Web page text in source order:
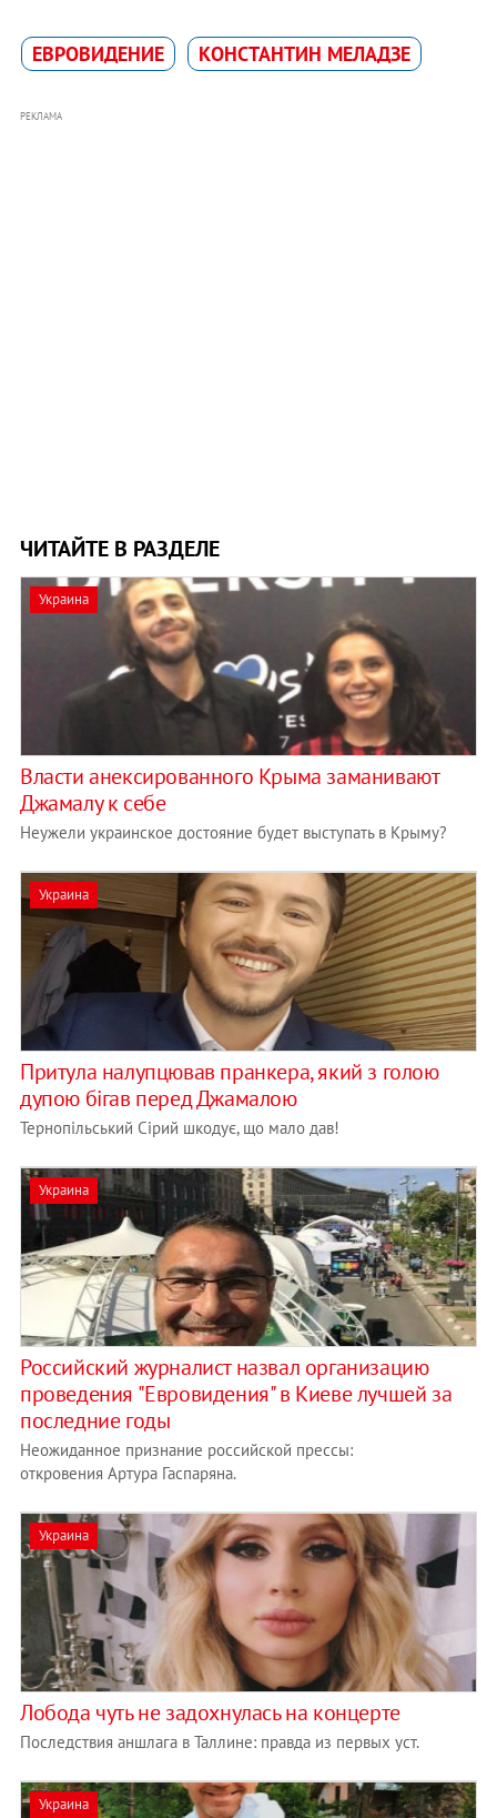
ЕВРОВИДЕНИЕ КОНСТАНТИН МЕЛАДЗЕ
РЕКЛАМА
ЧИТАЙТЕ В РАЗДЕЛЕ
Украина
Власти анексированного Крыма заманивают
Джамалу к себе
Неужели украинское достояние будет выступать в Крыму?
Украина
Притула налупцював пранкера, який з голою
дупою бігав перед Джамалою
Тернопільський Сірий шкодує, що мало дав!
Украина
Российский журналист назвал организацию
проведения "Евровидения" в Киеве лучшей за
последние годы
Неожиданное признание российской прессы:
откровения Артура Гаспаряна.
Украина
Лобода чуть не задохнулась на концерте
Последствия аншлага в Таллине: правда из первых уст.
Украина